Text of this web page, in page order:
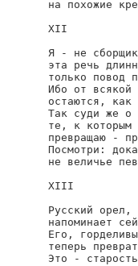
на похожие
XII
Я - не
эта речь
только повод
Ибо от всякой
остаются, как
Так суди же о
те, к которым
превращаю -
Посмотри:
не величье
XIII
Русский орел,
напоминает
Его,
теперь
Это -